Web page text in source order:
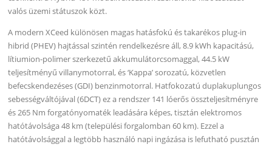
valós üzemi státuszok közt.
A modern XCeed különösen magas hatásfokú és takarékos plug-in
hibrid (PHEV) hajtással szintén rendelkezésre áll, 8.9 kWh kapacitású,
lítiumion-polimer szerkezetű akkumulátorcsomaggal, 44.5 kW
teljesítményű villanymotorral, és ‘Kappa’ sorozatú, közvetlen
befecskendezéses (GDI) benzinmotorral. Hatfokozatú duplakuplungos
sebességváltójával (6DCT) ez a rendszer 141 lóerős összteljesítményre
és 265 Nm forgatónyomaték leadására képes, tisztán elektromos
hatótávolsága 48 km (települési forgalomban 60 km). Ezzel a
hatótávolsággal a legtöbb használó napi ingázása is lefutható pusztán